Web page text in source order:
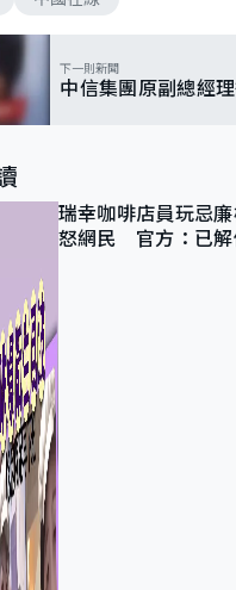
下一則新聞
中信集團原副總經
瑞幸咖啡店員玩忌
怒網民 官方：已解